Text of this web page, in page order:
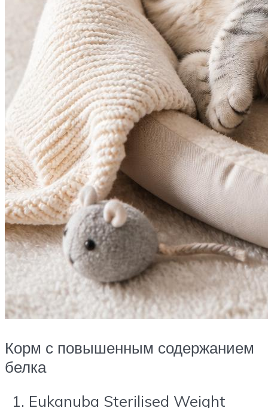
Корм с повышенным содержанием
белка
Eukanuba Sterilised Weight